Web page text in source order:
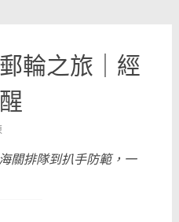
輪之旅｜經
關排隊到扒手防範，一